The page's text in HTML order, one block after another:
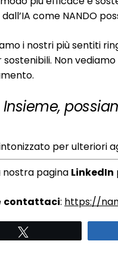
come NANDO
i nostri più sentiti
Non
Insieme,
per ulteriori
nostra pagina LinkedIn
contattaci: https://